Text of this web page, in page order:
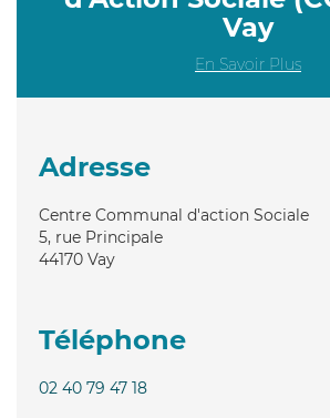
Vay
En Savoir Plus
Adresse
Centre Communal d'action Sociale
5, rue Principale
44170 Vay
Téléphone
02 40 79 47 18